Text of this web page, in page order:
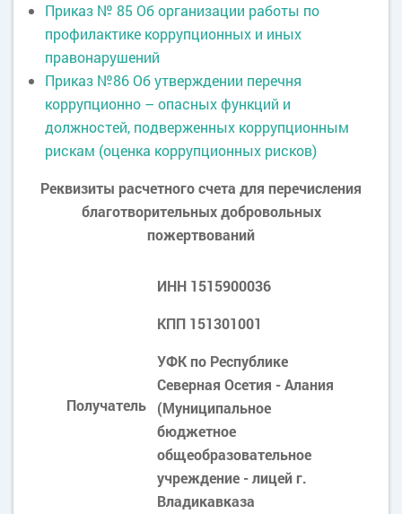
Приказ № 85 Об организации работы по
профилактике коррупционных и иных
правонарушений
Приказ №86 Об утверждении перечня
коррупционно – опасных функций и
должностей, подверженных коррупционным
рискам (оценка коррупционных рисков)
Реквизиты расчетного счета для перечисления
благотворительных добровольных
пожертвований
Получатель
ИНН 1515900036
КПП 151301001
УФК по Республике
Северная Осетия - Алания
(Муниципальное
бюджетное
общеобразовательное
учреждение - лицей г.
Владикавказа